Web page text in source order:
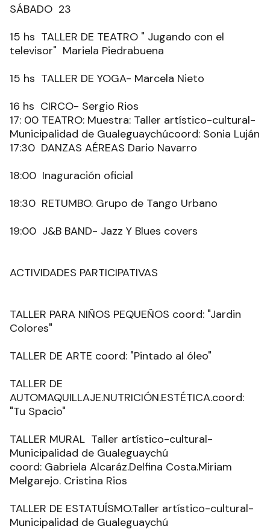
SÁBADO 23
15 hs TALLER DE TEATRO " Jugando con el
televisor" Mariela Piedrabuena
15 hs TALLER DE YOGA- Marcela Nieto
16 hs CIRCO- Sergio Rios
17: 00 TEATRO: Muestra: Taller artístico-cultural-
Municipalidad de Gualeguaychúcoord: Sonia Luján
17:30 DANZAS AÉREAS Dario Navarro
18:00 Inaguración oficial
18:30 RETUMBO. Grupo de Tango Urbano
19:00 J&B BAND- Jazz Y Blues covers
ACTIVIDADES PARTICIPATIVAS
TALLER PARA NIÑOS PEQUEÑOS coord: "Jardin
Colores"
TALLER DE ARTE coord: "Pintado al óleo"
TALLER DE
AUTOMAQUILLAJE.NUTRICIÓN.ESTÉTICA.coord:
"Tu Spacio"
TALLER MURAL Taller artístico-cultural-
Municipalidad de Gualeguaychú
coord: Gabriela Alcaráz.Delfina Costa.Miriam
Melgarejo. Cristina Rios
TALLER DE ESTATUÍSMO.Taller artístico-cultural-
Municipalidad de Gualeguaychú